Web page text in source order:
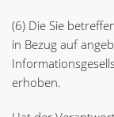
(6) Die Sie
in Bezug auf
erhoben.